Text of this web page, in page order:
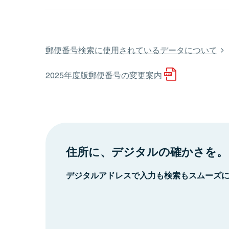
郵便番号検索に使用されているデータについて
2025年度版郵便番号の変更案内
住所に、デジタルの確かさを。
デジタルアドレスで入力も検索もスムーズ